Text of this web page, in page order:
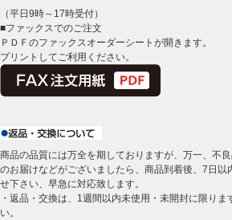
（平日9時～17時受付）
■ファックスでのご注文
ＰＤＦのファックスオーダーシートが開きます。
プリントしてご利用ください。
商品の品質には万全を期しておりますが、万一、不
のお届けなどがございましたら、商品到着後、7日以
せ下さい、早急に対応致します。
・返品・交換は、1週間以内未使用・未開封に限り
い。